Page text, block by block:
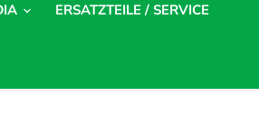
ERSATZTEILE / SERVICE